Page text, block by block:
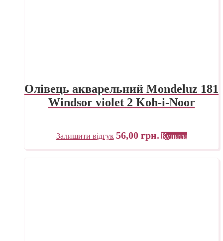
Олівець акварельний Mondeluz 181
Windsor violet 2 Koh-i-Noor
Залишити відгук 56,00 грн. Купити